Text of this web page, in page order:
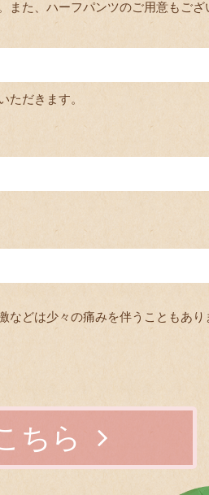
た、ハーフパンツのご用意もござ
ただきます。
どは少々の痛みを伴うこともあり
ちら